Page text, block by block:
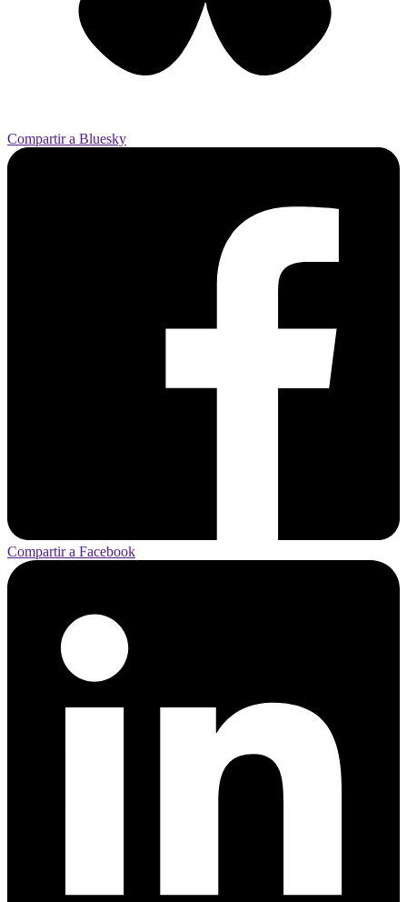
Compartir a Bluesky
Compartir a Facebook